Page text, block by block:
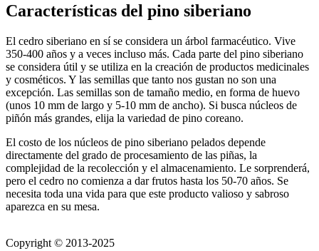
Características del pino siberiano
El cedro siberiano en sí se considera un árbol farmacéutico. Vive
350-400 años y a veces incluso más. Cada parte del pino siberiano
se considera útil y se utiliza en la creación de productos medicinales
y cosméticos. Y las semillas que tanto nos gustan no son una
excepción. Las semillas son de tamaño medio, en forma de huevo
(unos 10 mm de largo y 5-10 mm de ancho). Si busca núcleos de
piñón más grandes, elija la variedad de pino coreano.
El costo de los núcleos de pino siberiano pelados depende
directamente del grado de procesamiento de las piñas, la
complejidad de la recolección y el almacenamiento. Le sorprenderá,
pero el cedro no comienza a dar frutos hasta los 50-70 años. Se
necesita toda una vida para que este producto valioso y sabroso
aparezca en su mesa.
Copyright © 2013-2025